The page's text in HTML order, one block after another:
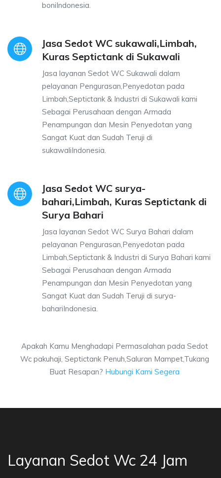
boniIndonesia.
Jasa Sedot WC sukawali,Limbah,
Kuras Septictank di Sukawali
Jasa layanan Sedot WC Sukawali dalam
pelayanan Pengurasan,Penyedotan pada
Limbah,Septictank & Industri di Sukawali kami
Sebagai Perusahaan dengan Armada
Penampungan dan Mesin Penyedotan yang
Sangat Kuat dan Sudah Teruji di
sukawaliIndonesia.
Jasa Sedot WC surya-
bahari,Limbah, Kuras Septictank di
Surya Bahari
Jasa layanan Sedot WC Surya Bahari dalam
pelayanan Pengurasan,Penyedotan pada
Limbah,Septictank & Industri di Surya Bahari kami
Sebagai Perusahaan dengan Armada
Penampungan dan Mesin Penyedotan yang
Sangat Kuat dan Sudah Teruji di surya-
bahariIndonesia.
Apakah Kamu Menghadapi Permasalahan pada Sedot
Wc pakuhaji, Septictank Penuh,Saluran Mampet,Tukang
Buat Resapan? Hubungi Kami Segera
Layanan Sedot Wc 24 Jam